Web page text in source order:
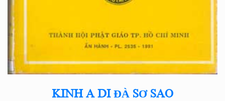
KINH A DI ĐÀ SƠ SAO